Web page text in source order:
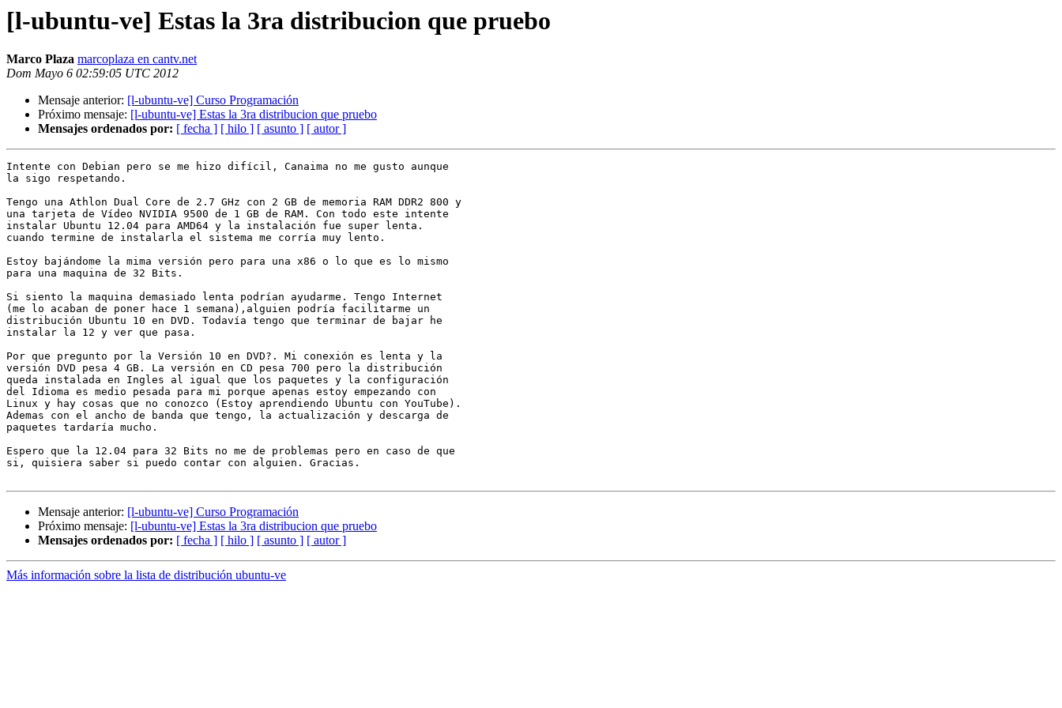
[l-ubuntu-ve] Estas la 3ra distribucion que pruebo
Marco Plaza marcoplaza en cantv.net
Dom Mayo 6 02:59:05 UTC 2012
Mensaje anterior: [l-ubuntu-ve] Curso Programación
Próximo mensaje: [l-ubuntu-ve] Estas la 3ra distribucion que pruebo
Mensajes ordenados por: [ fecha ] [ hilo ] [ asunto ] [ autor ]
Intente con Debian pero se me hizo difícil, Canaima no me gusto aunque
la sigo respetando.
Tengo una Athlon Dual Core de 2.7 GHz con 2 GB de memoria RAM DDR2 800 y
una tarjeta de Vídeo NVIDIA 9500 de 1 GB de RAM. Con todo este intente
instalar Ubuntu 12.04 para AMD64 y la instalación fue super lenta.
cuando termine de instalarla el sistema me corría muy lento.
Estoy bajándome la mima versión pero para una x86 o lo que es lo mismo
para una maquina de 32 Bits.
Si siento la maquina demasiado lenta podrían ayudarme. Tengo Internet
(me lo acaban de poner hace 1 semana),alguien podría facilitarme un
distribución Ubuntu 10 en DVD. Todavía tengo que terminar de bajar he
instalar la 12 y ver que pasa.
Por que pregunto por la Versión 10 en DVD?. Mi conexión es lenta y la
versión DVD pesa 4 GB. La versión en CD pesa 700 pero la distribución
queda instalada en Ingles al igual que los paquetes y la configuración
del Idioma es medio pesada para mi porque apenas estoy empezando con
Linux y hay cosas que no conozco (Estoy aprendiendo Ubuntu con YouTube).
Ademas con el ancho de banda que tengo, la actualización y descarga de
paquetes tardaría mucho.
Espero que la 12.04 para 32 Bits no me de problemas pero en caso de que
si, quisiera saber si puedo contar con alguien. Gracias.
Mensaje anterior: [l-ubuntu-ve] Curso Programación
Próximo mensaje: [l-ubuntu-ve] Estas la 3ra distribucion que pruebo
Mensajes ordenados por: [ fecha ] [ hilo ] [ asunto ] [ autor ]
Más información sobre la lista de distribución ubuntu-ve